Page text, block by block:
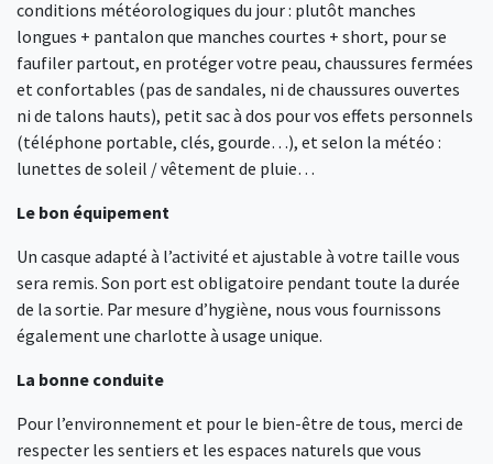
conditions météorologiques du jour : plutôt manches
longues + pantalon que manches courtes + short, pour se
faufiler partout, en protéger votre peau, chaussures fermées
et confortables (pas de sandales, ni de chaussures ouvertes
ni de talons hauts), petit sac à dos pour vos effets personnels
(téléphone portable, clés, gourde…), et selon la météo :
lunettes de soleil / vêtement de pluie…
Le bon équipement
Un casque adapté à l’activité et ajustable à votre taille vous
sera remis. Son port est obligatoire pendant toute la durée
de la sortie. Par mesure d’hygiène, nous vous fournissons
également une charlotte à usage unique.
La bonne conduite
Pour l’environnement et pour le bien-être de tous, merci de
respecter les sentiers et les espaces naturels que vous